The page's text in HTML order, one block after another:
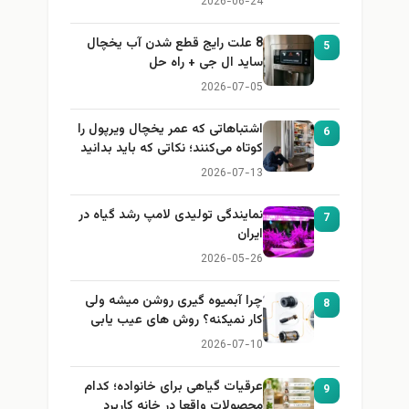
5
8 علت رایج قطع شدن آب یخچال
ساید ال جی + راه حل
2026-07-05
6
اشتباهاتی که عمر یخچال ویرپول را
کوتاه می‌کنند؛ نکاتی که باید بدانید
2026-07-13
7
نمایندگی تولیدی لامپ رشد گیاه در
ایران
2026-05-26
8
چرا آبمیوه گیری روشن میشه ولی
کار نمیکنه؟ روش های عیب یابی
2026-07-10
9
عرقیات گیاهی برای خانواده؛ کدام